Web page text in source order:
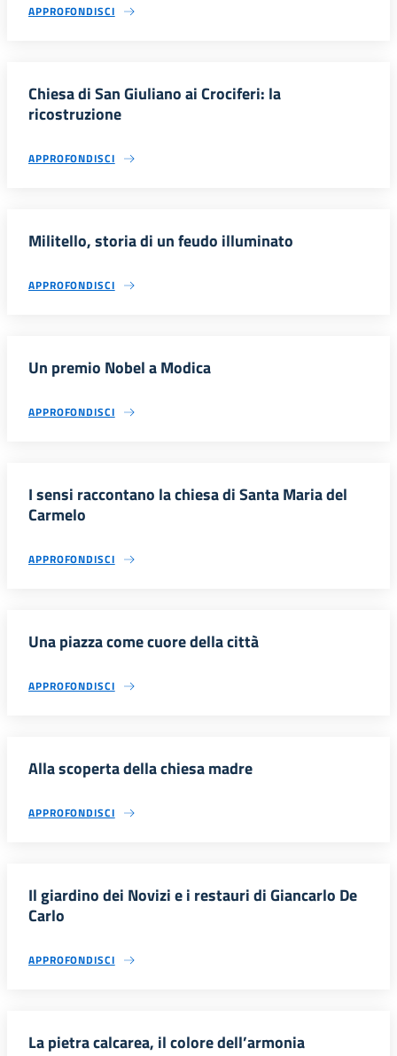
APPROFONDISCI
Chiesa di San Giuliano ai Crociferi: la
ricostruzione
APPROFONDISCI
Militello, storia di un feudo illuminato
APPROFONDISCI
Un premio Nobel a Modica
APPROFONDISCI
I sensi raccontano la chiesa di Santa Maria del
Carmelo
APPROFONDISCI
Una piazza come cuore della città
APPROFONDISCI
Alla scoperta della chiesa madre
APPROFONDISCI
Il giardino dei Novizi e i restauri di Giancarlo De
Carlo
APPROFONDISCI
La pietra calcarea, il colore dell’armonia